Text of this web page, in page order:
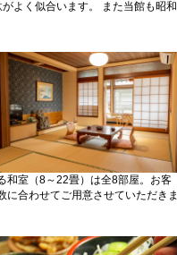
よく似合います。 また当館も昭和
和室（8～22畳）は全8部屋。お客
に合わせてご用意させていただきま